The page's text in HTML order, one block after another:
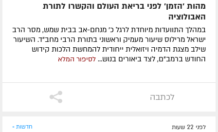
מהות 'הזמן' לפני בריאת העולם והקשרו לתורת
האבולוציה
במהלך התוועדות מיוחדת לרגל כ' מנחם-אב בבית שמש, מסר הרב
ישראל מרילוס שיעור מעמיק וראשוני בתורת הרבי מחב"ד. השיעור
שילב מצגת הדמיה ויזואלית ייחודית להמחשת הלכות קידוש
החודש ברמב"ם, לצד ביאורים בנוש... לסיפור המלא
לכתבה
לפני 22 שעות חדשות »